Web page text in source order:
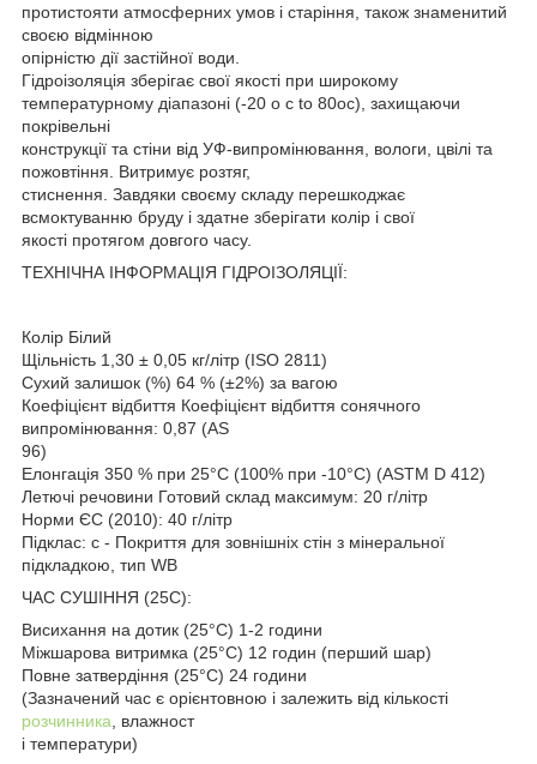
протистояти атмосферних умов і старіння, також знаменитий
своєю відмінною
опірністю дії застійної води.
Гідроізоляція зберігає свої якості при широкому
температурному діапазоні (-20 o c to 80ос), захищаючи
покрівельні
конструкції та стіни від УФ-випромінювання, вологи, цвілі та
пожовтіння. Витримує розтяг,
стиснення. Завдяки своєму складу перешкоджає
всмоктуванню бруду і здатне зберігати колір і свої
якості протягом довгого часу.
ТЕХНІЧНА ІНФОРМАЦІЯ ГІДРОІЗОЛЯЦІЇ:
Колір Білий
Щільність 1,30 ± 0,05 кг/літр (ISO 2811)
Сухий залишок (%) 64 % (±2%) за вагою
Коефіцієнт відбиття Коефіцієнт відбиття сонячного
випромінювання: 0,87 (AS
96)
Елонгація 350 % при 25°C (100% при -10°C) (ASTM D 412)
Летючі речовини Готовий склад максимум: 20 г/літр
Норми ЄС (2010): 40 г/літр
Підклас: c - Покриття для зовнішніх стін з мінеральної
підкладкою, тип WB
ЧАС СУШІННЯ (25С):
Висихання на дотик (25°C) 1-2 години
Міжшарова витримка (25°C) 12 годин (перший шар)
Повне затвердіння (25°C) 24 години
(Зазначений час є орієнтовною і залежить від кількості
розчинника , влажност
і температури)